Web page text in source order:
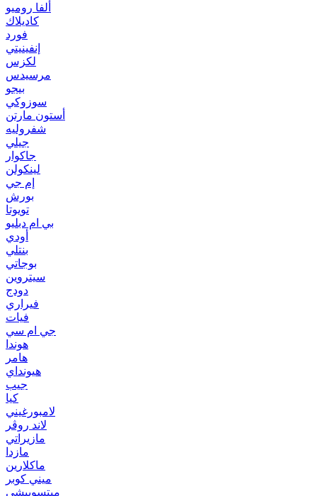
ألفا روميو
كاديلاك
فورد
إنفينيتي
لكزس
مرسيدس
بيجو
سوزوكي
أستون مارتن
شفروليه
جيلي
جاكوار
لينكولن
إم جي
بورش
تويوتا
بي ام دبليو
أودي
بنتلي
بوجاتي
سيتروين
دودج
فيراري
فيات
جي ام سي
هوندا
هامر
هيونداي
جيب
كيا
لامبورغيني
لاند روڤر
مازيراتي
مازدا
ماكلارين
ميني كوبر
ميتسوبيشي